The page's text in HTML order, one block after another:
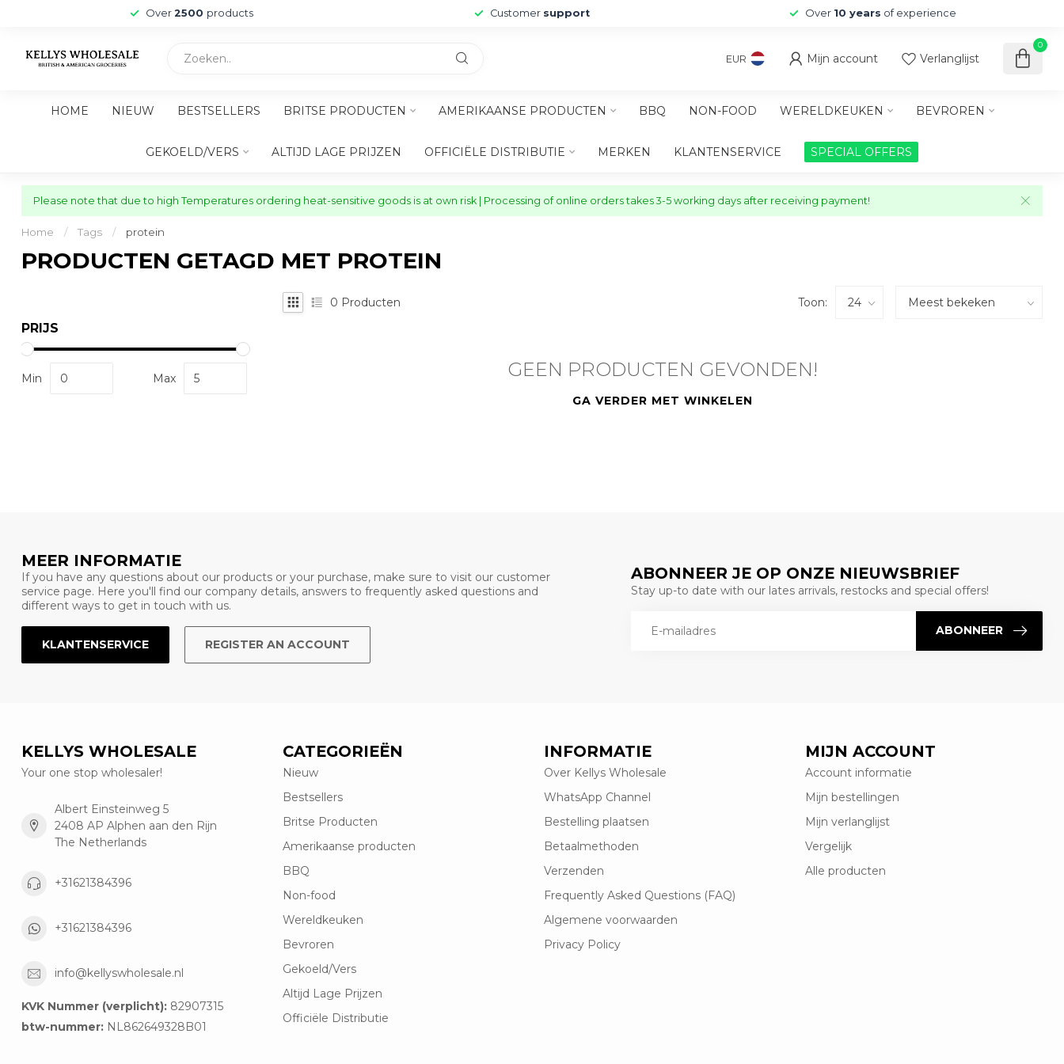
Over 2500 products Customer support Over 10 years of experience
EUR Mijn account Verlanglijst
0
HOME NIEUW BESTSELLERS BRITSE PRODUCTEN AMERIKAANSE PRODUCTEN BBQ NON-FOOD WERELDKEUKEN BEVROREN
GEKOELD/VERS ALTIJD LAGE PRIJZEN OFFICIËLE DISTRIBUTIE MERKEN KLANTENSERVICE SPECIAL OFFERS
Please note that due to high Temperatures ordering heat-sensitive goods is at own risk | Processing of online orders takes 3-5 working days after receiving payment!
Home / Tags / protein
PRODUCTEN GETAGD MET PROTEIN
PRIJS
Min Max
0 Producten Toon:
GEEN PRODUCTEN GEVONDEN!
GA VERDER MET WINKELEN
MEER INFORMATIE
If you have any questions about our products or your purchase, make sure to visit our customer
service page. Here you'll find our company details, answers to frequently asked questions and
different ways to get in touch with us.
KLANTENSERVICE REGISTER AN ACCOUNT
ABONNEER JE OP ONZE NIEUWSBRIEF
Stay up-to date with our lates arrivals, restocks and special offers!
ABONNEER
KELLYS WHOLESALE
Your one stop wholesaler!
Albert Einsteinweg 5
2408 AP Alphen aan den Rijn
The Netherlands
+31621384396
+31621384396
info@kellyswholesale.nl
KVK Nummer (verplicht): 82907315
btw-nummer: NL862649328B01
CATEGORIEËN
Nieuw
Bestsellers
Britse Producten
Amerikaanse producten
BBQ
Non-food
Wereldkeuken
Bevroren
Gekoeld/Vers
Altijd Lage Prijzen
Officiële Distributie
INFORMATIE
Over Kellys Wholesale
WhatsApp Channel
Bestelling plaatsen
Betaalmethoden
Verzenden
Frequently Asked Questions (FAQ)
Algemene voorwaarden
Privacy Policy
MIJN ACCOUNT
Account informatie
Mijn bestellingen
Mijn verlanglijst
Vergelijk
Alle producten